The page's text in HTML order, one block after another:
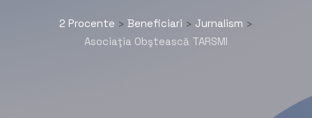
2 Procente > Beneficiari > Jurnalism >
Asociaţia Obştească TARSMI